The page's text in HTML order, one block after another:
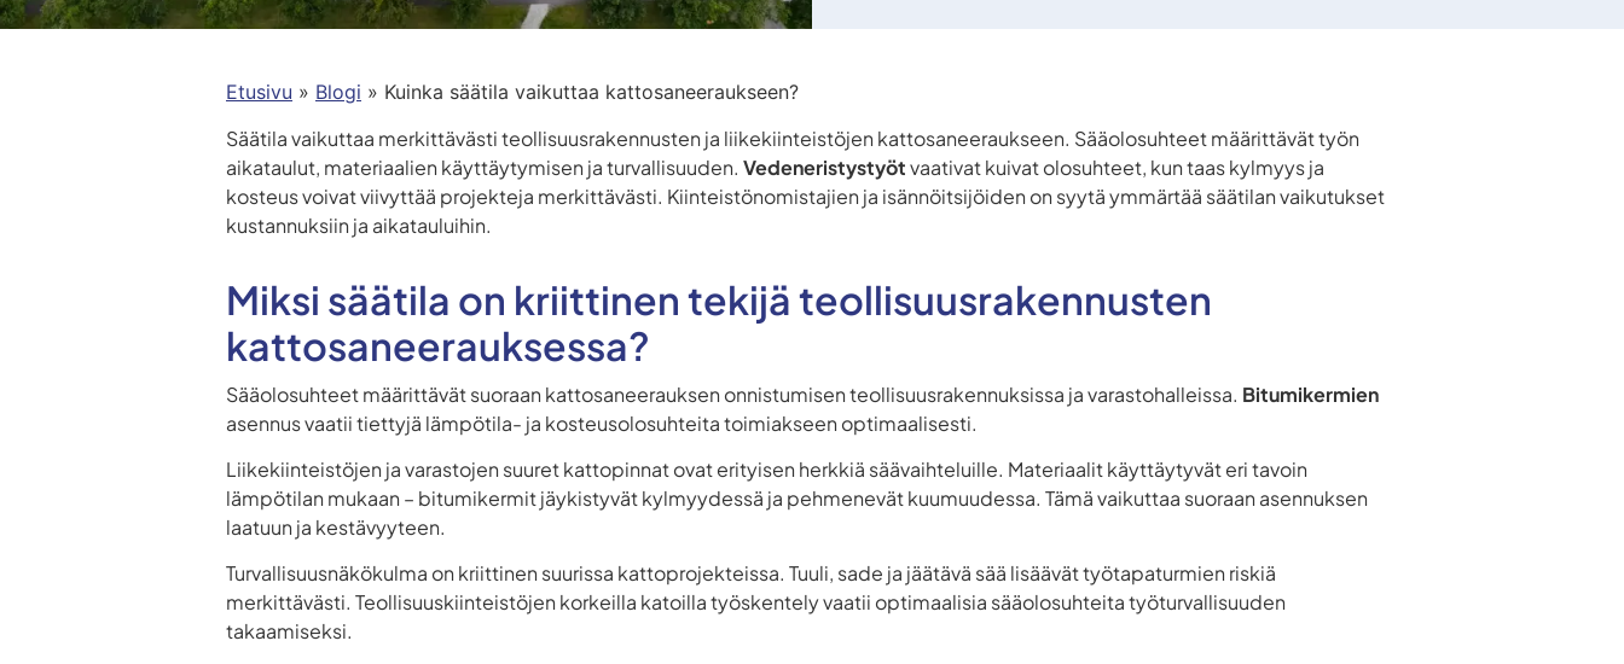
Etusivu » Blogi » Kuinka säätila vaikuttaa kattosaneeraukseen?
Säätila vaikuttaa merkittävästi teollisuusrakennusten ja liikekiinteistöjen kattosaneeraukseen. Sääolosuhteet määrittävät työn
aikataulut, materiaalien käyttäytymisen ja turvallisuuden. Vedeneristystyötvaativat kuivat olosuhteet, kun taas kylmyys ja
kosteus voivat viivyttää projekteja merkittävästi. Kiinteistönomistajien ja isännöitsijöiden on syytä ymmärtää säätilan vaikutukset
kustannuksiin ja aikatauluihin.
Miksi säätila on kriittinen tekijä teollisuusrakennusten
kattosaneerauksessa?
Sääolosuhteet määrittävät suoraan kattosaneerauksen onnistumisen teollisuusrakennuksissa ja varastohalleissa. Bitumikermien
asennus vaatii tiettyjä lämpötila- ja kosteusolosuhteita toimiakseen optimaalisesti.
Liikekiinteistöjen ja varastojen suuret kattopinnat ovat erityisen herkkiä säävaihteluille. Materiaalit käyttäytyvät eri tavoin
lämpötilan mukaan – bitumikermit jäykistyvät kylmyydessä ja pehmenevät kuumuudessa. Tämä vaikuttaa suoraan asennuksen
laatuun ja kestävyyteen.
Turvallisuusnäkökulma on kriittinen suurissa kattoprojekteissa. Tuuli, sade ja jäätävä sää lisäävät työtapaturmien riskiä
merkittävästi. Teollisuuskiinteistöjen korkeilla katoilla työskentely vaatii optimaalisia sääolosuhteita työturvallisuuden
takaamiseksi.